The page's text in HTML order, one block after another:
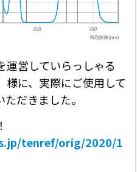
運営していらっしゃる
様に、実際にご使用して
だきました。
tenref/orig/2020/1